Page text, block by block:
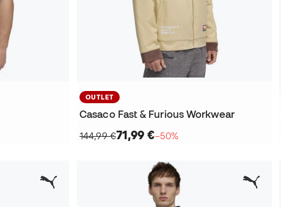
OUTLET
Casaco Fast & Furious Workwear
144,99 €71,99 €−50%